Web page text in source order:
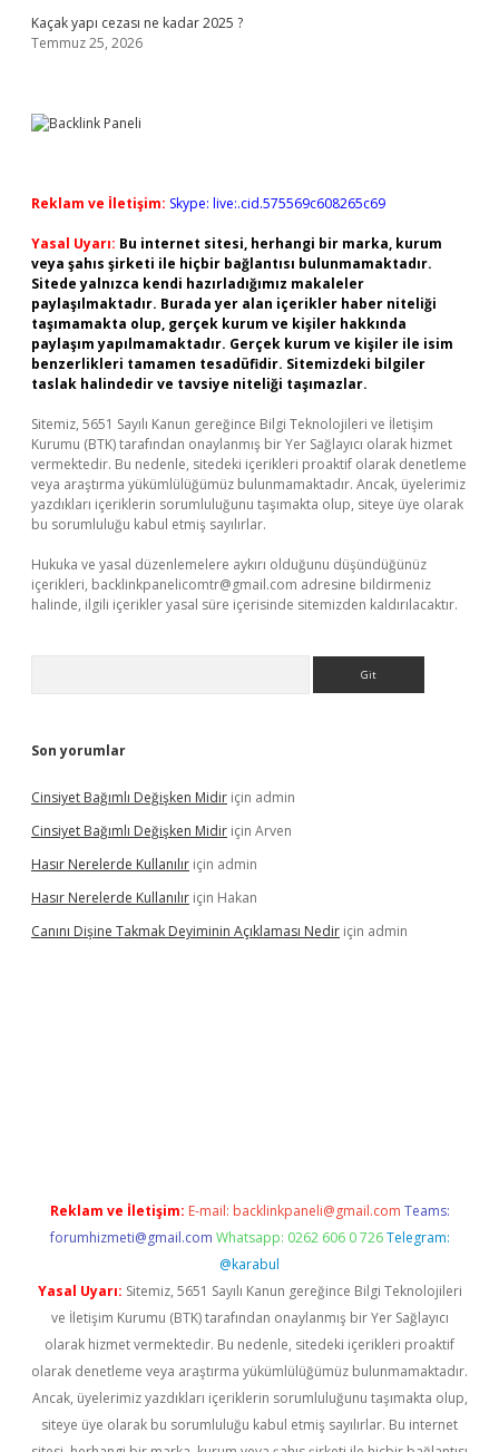
Kaçak yapı cezası ne kadar 2025 ?
Temmuz 25, 2026
Reklam ve İletişim: Skype: live:.cid.575569c608265c69
Yasal Uyarı: Bu internet sitesi, herhangi bir marka, kurum
veya şahıs şirketi ile hiçbir bağlantısı bulunmamaktadır.
Sitede yalnızca kendi hazırladığımız makaleler
paylaşılmaktadır. Burada yer alan içerikler haber niteliği
taşımamakta olup, gerçek kurum ve kişiler hakkında
paylaşım yapılmamaktadır. Gerçek kurum ve kişiler ile isim
benzerlikleri tamamen tesadüfidir. Sitemizdeki bilgiler
taslak halindedir ve tavsiye niteliği taşımazlar.
Sitemiz, 5651 Sayılı Kanun gereğince Bilgi Teknolojileri ve İletişim
Kurumu (BTK) tarafından onaylanmış bir Yer Sağlayıcı olarak hizmet
vermektedir. Bu nedenle, sitedeki içerikleri proaktif olarak denetleme
veya araştırma yükümlülüğümüz bulunmamaktadır. Ancak, üyelerimiz
yazdıkları içeriklerin sorumluluğunu taşımakta olup, siteye üye olarak
bu sorumluluğu kabul etmiş sayılırlar.
Hukuka ve yasal düzenlemelere aykırı olduğunu düşündüğünüz
içerikleri, backlinkpanelicomtr@gmail.com adresine bildirmeniz
halinde, ilgili içerikler yasal süre içerisinde sitemizden kaldırılacaktır.
Son yorumlar
Cinsiyet Bağımlı Değişken Midir için admin
Cinsiyet Bağımlı Değişken Midir için Arven
Hasır Nerelerde Kullanılır için admin
Hasır Nerelerde Kullanılır için Hakan
Canını Dişine Takmak Deyiminin Açıklaması Nedir için admin
Reklam ve İletişim: E-mail: backlinkpaneli@gmail.com Teams:
forumhizmeti@gmail.com Whatsapp: 0262 606 0 726 Telegram:
@karabul
Yasal Uyarı: Sitemiz, 5651 Sayılı Kanun gereğince Bilgi Teknolojileri
ve İletişim Kurumu (BTK) tarafından onaylanmış bir Yer Sağlayıcı
olarak hizmet vermektedir. Bu nedenle, sitedeki içerikleri proaktif
olarak denetleme veya araştırma yükümlülüğümüz bulunmamaktadır.
Ancak, üyelerimiz yazdıkları içeriklerin sorumluluğunu taşımakta olup,
siteye üye olarak bu sorumluluğu kabul etmiş sayılırlar. Bu internet